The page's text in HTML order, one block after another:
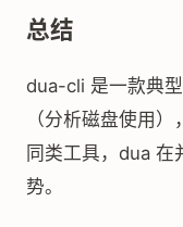
总结
dua-cli 是一款典
（分析磁盘使用
同类工具，dua 在
势。